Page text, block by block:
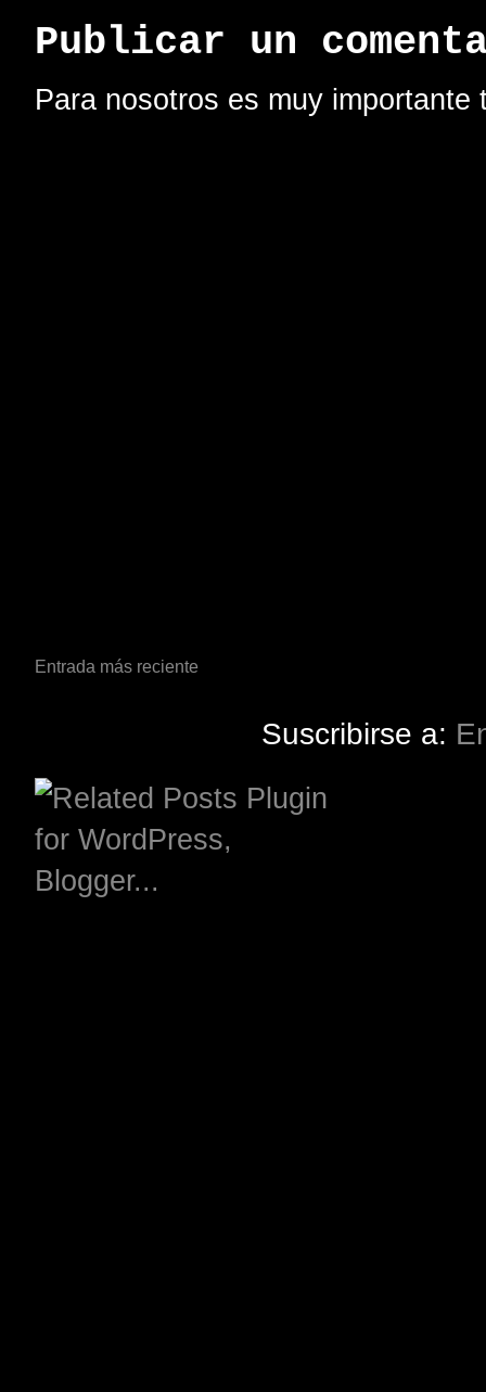
Publicar un
Para nosotros es muy
Entrada más reciente
Suscribirse a: